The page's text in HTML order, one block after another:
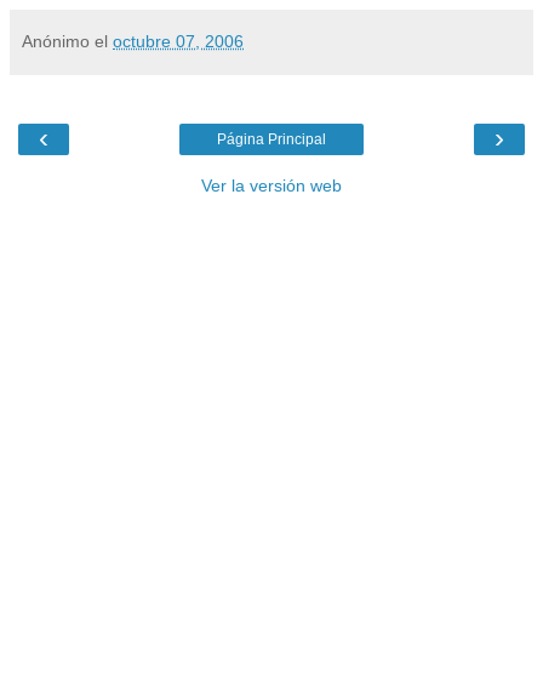
Anónimo el octubre 07, 2006
‹ ›
Página Principal
Ver la versión web